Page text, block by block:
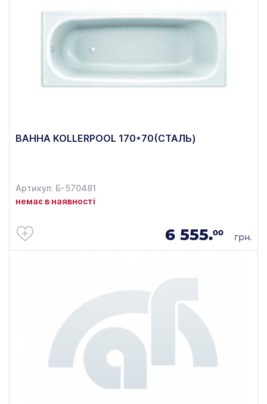
ВАННА KOLLERPOOL 170*70(СТАЛЬ)
Артикул: Б-570481
немає в наявності
6 555.00 грн.